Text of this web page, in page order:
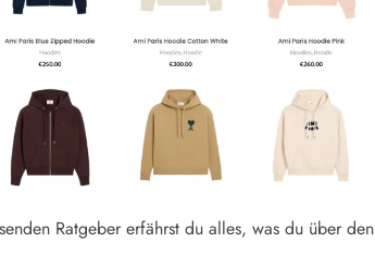
Ratgeber erfährst du alles, was du über den